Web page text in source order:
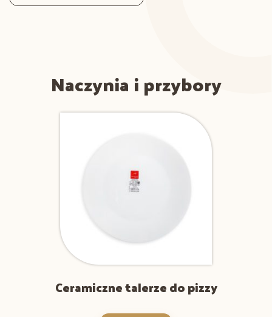
Naczynia i przybory
Ceramiczne talerze do pizzy